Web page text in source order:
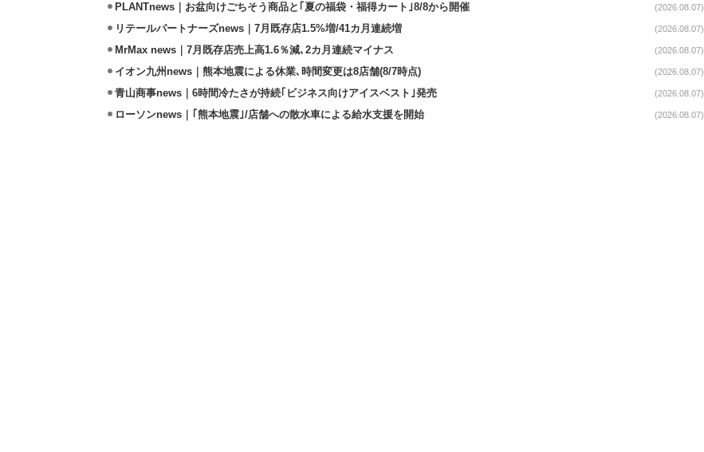
PLANTnews｜お盆向けごちそう商品と｢夏の福袋・福得カート｣8/8から開催 (2026.08.07)
リテールパートナーズnews｜7月既存店1.5%増/41カ月連続増 (2026.08.07)
MrMax news｜7月既存店売上高1.6％減､2カ月連続マイナス (2026.08.07)
イオン九州news｜熊本地震による休業､時間変更は8店舗(8/7時点) (2026.08.07)
青山商事news｜6時間冷たさが持続｢ビジネス向けアイスベスト｣発売 (2026.08.07)
ローソンnews｜｢熊本地震｣/店舗への散水車による給水支援を開始 (2026.08.07)